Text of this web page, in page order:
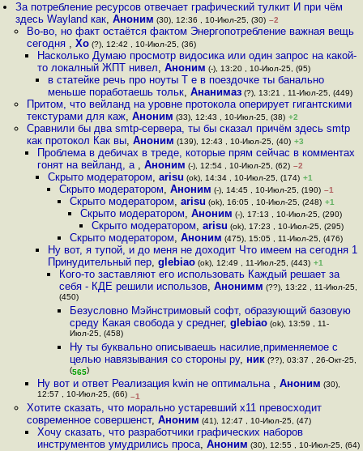
За потребление ресурсов отвечает графический тулкит И при чём
здесь Wayland как,Аноним (30), 12:36 , 10-Июл-25, (30) –2
Во-во, но факт остаётся фактом Энергопотребление важная вещь
сегодня , Xo(?), 12:42 , 10-Июл-25, (36)
Насколько Думаю просмотр видосика или один запрос на какой-
то локалный ЖПТ нивел, Аноним (-), 13:20 , 10-Июл-25, (95)
в статейке речь про ноуты Т е в поездочке ты банально
меньше поработаешь тольк,Ананимаз (?), 13:21 , 11-Июл-25, (449)
Притом, что вейланд на уровне протокола оперирует гигантскими
текстурами для каж, Аноним (33), 12:43 , 10-Июл-25, (38) +2
Сравнили бы два smtp-сервера, ты бы сказал причём здесь smtp
как протокол Как вы, Аноним (139), 12:43 , 10-Июл-25, (40) +3
Проблема в дебичах в треде, которые прям сейчас в комментах
гонят на вейланд, а , Аноним (-), 12:54 , 10-Июл-25, (62) –2
Скрыто модератором,arisu (ok), 14:34 , 10-Июл-25, (174) +1
Скрыто модератором, Аноним (-), 14:45 , 10-Июл-25, (190) –1
Скрыто модератором, arisu (ok), 16:05 , 10-Июл-25, (248) +1
Скрыто модератором,Аноним (-), 17:13 , 10-Июл-25, (290)
Скрыто модератором, arisu (ok), 17:23 , 10-Июл-25, (295)
Скрыто модератором, Аноним (475), 15:05 , 11-Июл-25, (476)
Ну вот, я тупой, и до меня не доходит Что имеем на сегодня 1
Принудительный пер,glebiao (ok), 12:49 , 11-Июл-25, (443) +1
Кого-то заставляют его использовать Каждый решает за
себя - КДЕ решили использов, Анонимм (??), 13:22 , 11-Июл-25,
(450)
Безусловно Мэйнстримовый софт, образующий базовую
среду Какая свобода у среднег, glebiao(ok), 13:59 , 11-
Июл-25, (458)
Ну ты буквально описываешь насилие,применяемое с
целью навязывания со стороны ру, ник(??), 03:37 , 26-Окт-25,
(565)
Ну вот и ответ Реализация kwin не оптимальна , Аноним (30),
12:57 , 10-Июл-25, (66) –1
Хотите сказать, что морально устаревший x11 превосходит
современное совершенст, Аноним (41), 12:47 , 10-Июл-25, (47)
Хочу сказать, что разработчики графических наборов
инструментов умудрились проса, Аноним (30), 12:55 , 10-Июл-25, (64)